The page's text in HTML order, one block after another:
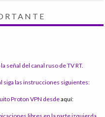
señal del canal ruso de TV RT.
siga las instrucciones siguientes:
Proton VPN desdeaquí: